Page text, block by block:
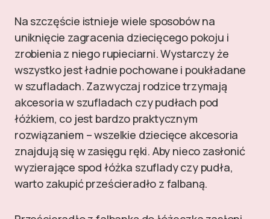
Na szczęście istnieje wiele sposobów na
uniknięcie zagracenia dziecięcego pokoju i
zrobienia z niego rupieciarni. Wystarczy że
wszystko jest ładnie pochowane i poukładane
w szufladach. Zazwyczaj rodzice trzymają
akcesoria w szufladach czy pudłach pod
łóżkiem, co jest bardzo praktycznym
rozwiązaniem – wszelkie dziecięce akcesoria
znajdują się w zasięgu ręki. Aby nieco zasłonić
wyzierające spod łóżka szuflady czy pudła,
warto zakupić prześcieradło z falbaną.